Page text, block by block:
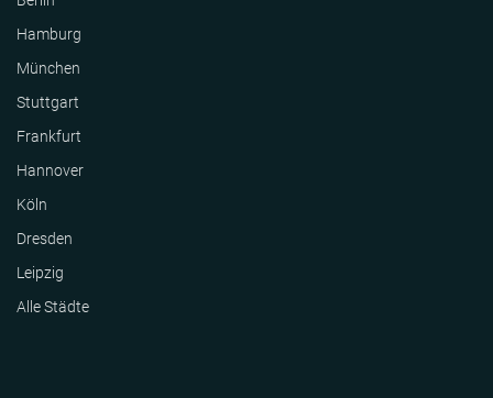
Hamburg
München
Stuttgart
Frankfurt
Hannover
Köln
Dresden
Leipzig
Alle Städte